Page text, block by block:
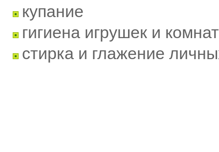
купание
гигиена игрушек и
стирка и глажение